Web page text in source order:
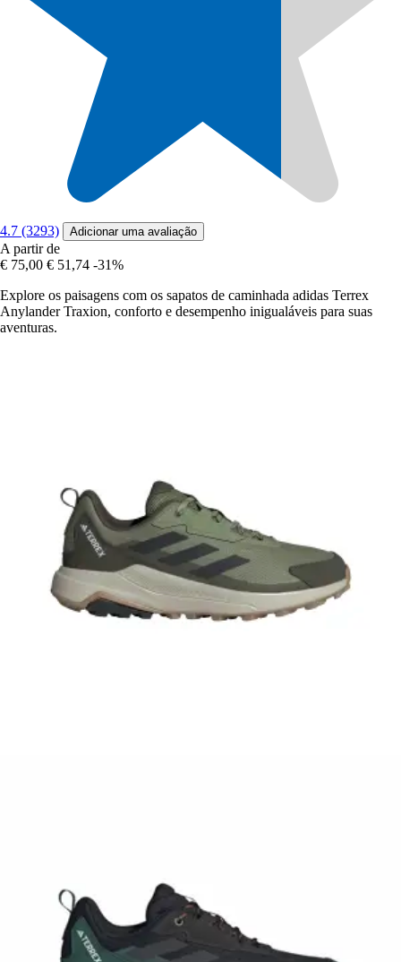
4.7 (3293) Adicionar uma avaliação
A partir de
€ 75,00 € 51,74 -31%
Explore os paisagens com os sapatos de caminhada adidas Terrex
Anylander Traxion, conforto e desempenho inigualáveis para suas
aventuras.